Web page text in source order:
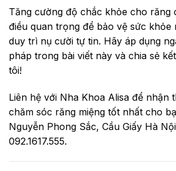
Tăng cường độ chắc khỏe cho răng
điều quan trọng để bảo vệ sức khỏe
duy trì nụ cười tự tin. Hãy áp dụng
pháp trong bài viết này và chia sẻ
tôi!
Liên hệ với Nha Khoa Alisa để nhận
chăm sóc răng miệng tốt nhất cho
Nguyễn Phong Sắc, Cầu Giấy Hà
092.1617.555.